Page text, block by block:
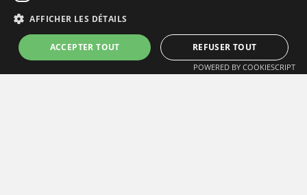
AFFICHER LES DÉTAILS
ACCEPTER TOUT REFUSER TOUT
POWERED BY COOKIESCRIPT